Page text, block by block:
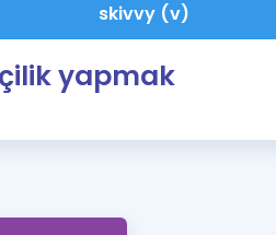
skivvy (v)
yapmak